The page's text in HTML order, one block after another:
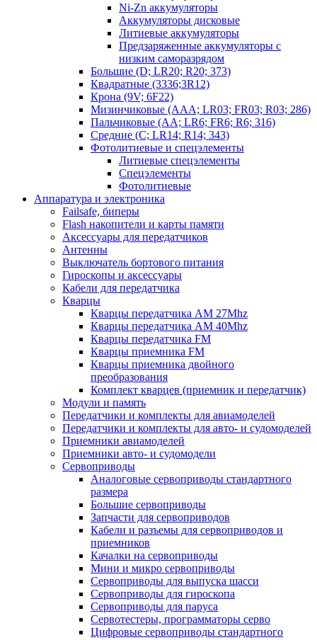
Ni-Zn аккумуляторы
Аккумуляторы дисковые
Литиевые аккумуляторы
Предзаряженные аккумуляторы с
низким саморазрядом
Большие (D; LR20; R20; 373)
Квадратные (3336;3R12)
Крона (9V; 6F22)
Мизинчиковые (AAA; LR03; FR03; R03; 286)
Пальчиковые (AA; LR6; FR6; R6; 316)
Средние (C; LR14; R14; 343)
Фотолитиевые и спецэлементы
Литиевые спецэлементы
Спецэлементы
Фотолитиевые
Аппаратура и электроника
Failsafe, биперы
Flash накопители и карты памяти
Аксессуары для передатчиков
Антенны
Выключатель бортового питания
Гироскопы и аксессуары
Кабели для передатчика
Кварцы
Кварцы передатчика AM 27Mhz
Кварцы передатчика AM 40Mhz
Кварцы передатчика FM
Кварцы приемника FM
Кварцы приемника двойного
преобразования
Комплект кварцев (приемник и передатчик)
Модули и память
Передатчики и комплекты для авиамоделей
Передатчики и комплекты для авто- и судомоделей
Приемники авиамоделей
Приемники авто- и судомодели
Сервоприводы
Аналоговые сервоприводы стандартного
размера
Большие сервоприводы
Запчасти для сервоприводов
Кабели и разъемы для сервоприводов и
приемников
Качалки на сервоприводы
Мини и микро сервоприводы
Сервоприводы для выпуска шасси
Сервоприводы для гироскопа
Сервоприводы для паруса
Сервотестеры, программаторы серво
Цифровые сервоприводы стандартного